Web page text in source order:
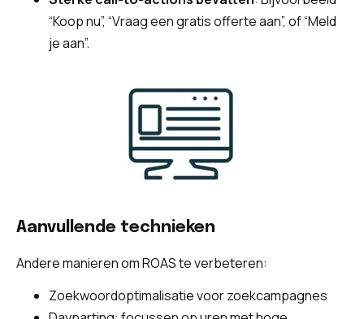
“Koop nu”, “Vraag een gratis offerte aan”, of “Meld
je aan”.
Aanvullende technieken
Andere manieren om ROAS te verbeteren:
Zoekwoordoptimalisatie voor zoekcampagnes